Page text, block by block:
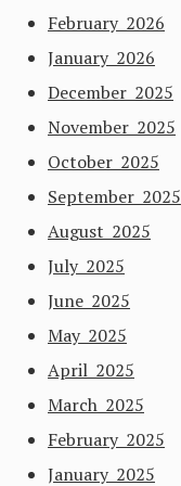
February 2026
January 2026
December 2025
November 2025
October 2025
September 2025
August 2025
July 2025
June 2025
May 2025
April 2025
March 2025
February 2025
January 2025